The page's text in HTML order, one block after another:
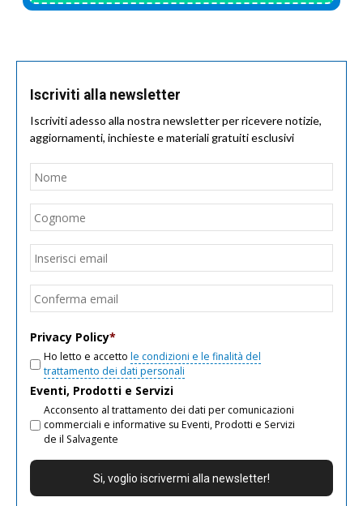
Iscriviti alla newsletter
Iscriviti adesso alla nostra newsletter per ricevere notizie,
aggiornamenti, inchieste e materiali gratuiti esclusivi
Nome
Email
Privacy Policy*
Ho letto e accetto le condizioni e le finalità del
trattamento dei dati personali
Eventi, Prodotti e Servizi
Acconsento al trattamento dei dati per comunicazioni
commerciali e informative su Eventi, Prodotti e Servizi
de il Salvagente